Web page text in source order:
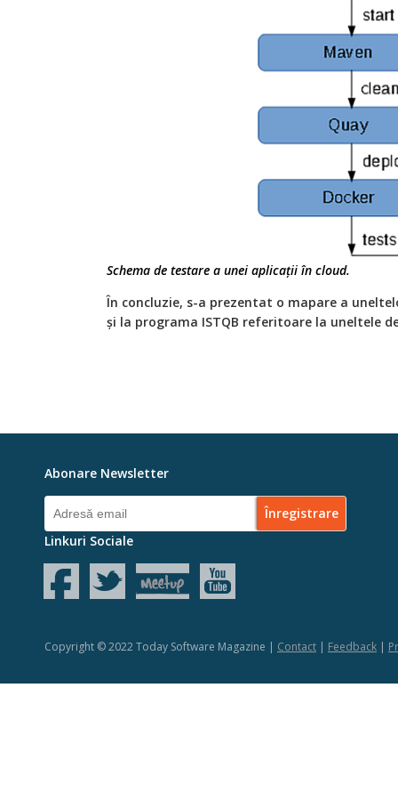
Schema de testare a unei aplicaţii în cloud.
În concluzie, s-a prezentat o mapare a
şi la programa ISTQB referitoare la uneltele
Abonare Newsletter
Linkuri Sociale
Copyright © 2022 Today Software Magazine | Contact | Feedback |